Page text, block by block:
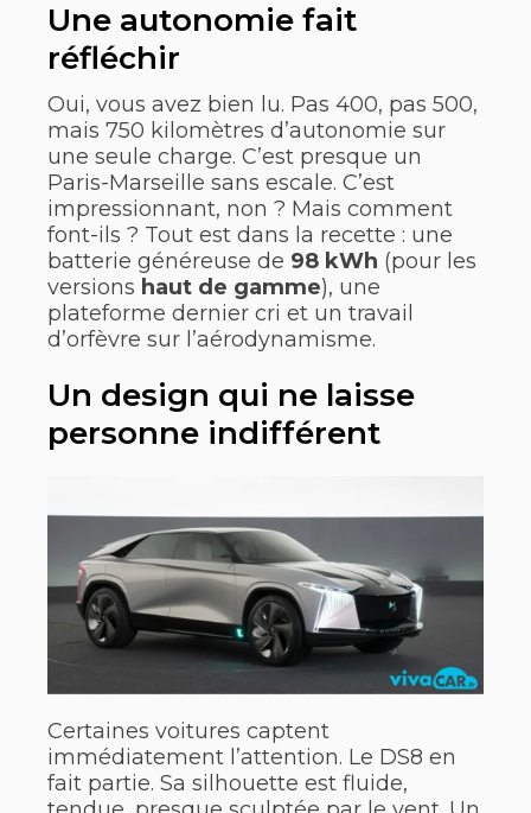
Une autonomie fait
réfléchir
Oui, vous avez bien lu. Pas 400, pas 500,
mais 750 kilomètres d’autonomie sur
une seule charge. C’est presque un
Paris-Marseille sans escale. C’est
impressionnant, non ? Mais comment
font-ils ? Tout est dans la recette : une
batterie généreuse de 98 kWh (pour les
versions haut de gamme), une
plateforme dernier cri et un travail
d’orfèvre sur l’aérodynamisme.
Un design qui ne laisse
personne indifférent
Certaines voitures captent
immédiatement l’attention. Le DS8 en
fait partie. Sa silhouette est fluide,